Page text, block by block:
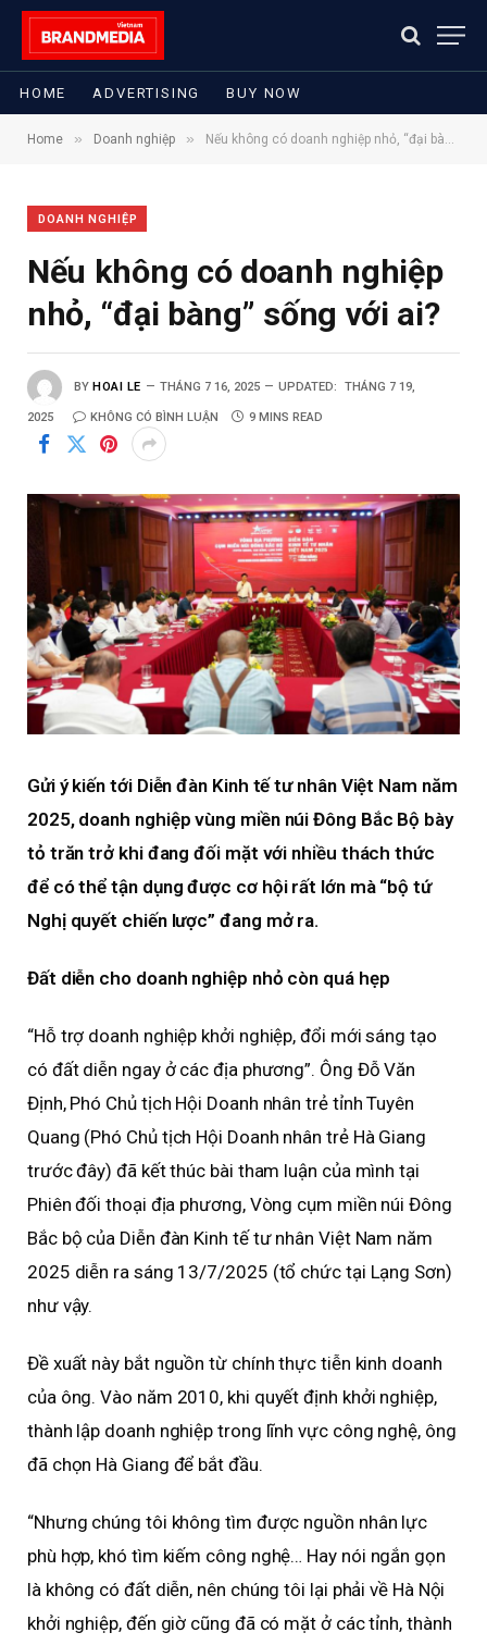
HOME ADVERTISING BUY NOW
Home » Doanh nghiệp » Nếu không có doanh nghiệp nhỏ, “đại bàng” sống với ai?
DOANH NGHIỆP
Nếu không có doanh nghiệp
nhỏ, “đại bàng” sống với ai?
BY HOAI LE THÁNG 7 16, 2025 UPDATED: THÁNG 7 19,
2025 KHÔNG CÓ BÌNH LUẬN 9 MINS READ
Gửi ý kiến tới Diễn đàn Kinh tế tư nhân Việt Nam năm
2025, doanh nghiệp vùng miền núi Đông Bắc Bộ bày
tỏ trăn trở khi đang đối mặt với nhiều thách thức
để có thể tận dụng được cơ hội rất lớn mà “bộ tứ
Nghị quyết chiến lược” đang mở ra.
Đất diễn cho doanh nghiệp nhỏ còn quá hẹp
“Hỗ trợ doanh nghiệp khởi nghiệp, đổi mới sáng tạo
có đất diễn ngay ở các địa phương”. Ông Đỗ Văn
Định, Phó Chủ tịch Hội Doanh nhân trẻ tỉnh Tuyên
Quang (Phó Chủ tịch Hội Doanh nhân trẻ Hà Giang
trước đây) đã kết thúc bài tham luận của mình tại
Phiên đối thoại địa phương, Vòng cụm miền núi Đông
Bắc bộ của Diễn đàn Kinh tế tư nhân Việt Nam năm
2025 diễn ra sáng 13/7/2025 (tổ chức tại Lạng Sơn)
như vậy.
Đề xuất này bắt nguồn từ chính thực tiễn kinh doanh
của ông. Vào năm 2010, khi quyết định khởi nghiệp,
thành lập doanh nghiệp trong lĩnh vực công nghệ, ông
đã chọn Hà Giang để bắt đầu.
“Nhưng chúng tôi không tìm được nguồn nhân lực
phù hợp, khó tìm kiếm công nghệ… Hay nói ngắn gọn
là không có đất diễn, nên chúng tôi lại phải về Hà Nội
khởi nghiệp, đến giờ cũng đã có mặt ở các tỉnh, thành